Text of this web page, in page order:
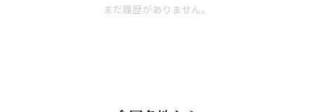
まだ履歴がありません。